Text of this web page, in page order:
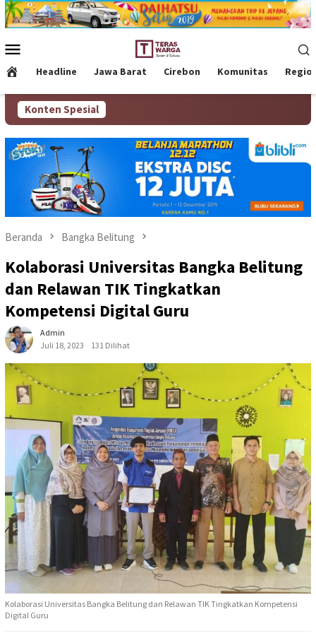
Loncat
ke
Mobile
Headline Jawa Barat Cirebon Komunitas
Konten Spesial
Beranda Bangka Belitung
Kolaborasi Universitas Bangka Belitung
dan Relawan TIK Tingkatkan
Kompetensi Digital Guru
Admin
Juli 18, 2023
131 Dilihat
Kolaborasi Universitas Bangka Belitung dan Relawan TIK Tingkatkan Kompetensi
Digital Guru